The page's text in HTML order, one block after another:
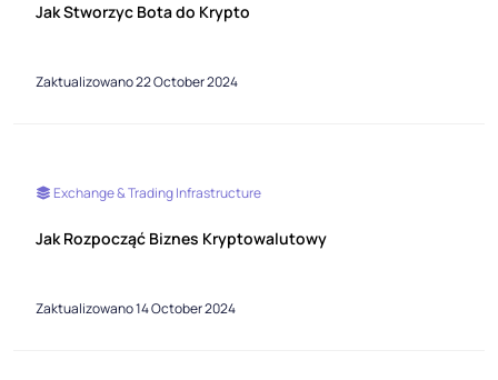
Jak Stworzyc Bota do Krypto
Zaktualizowano 22 October 2024
Exchange & Trading Infrastructure
Jak Rozpocząć Biznes Kryptowalutowy
Zaktualizowano 14 October 2024